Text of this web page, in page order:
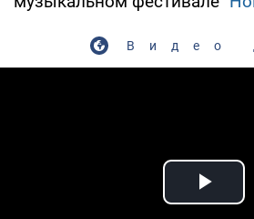
Видео